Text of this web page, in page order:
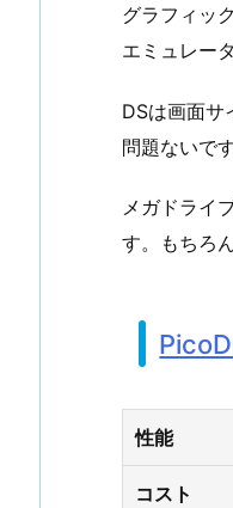
グラフィッ
エミュレー
DSは画面サ
問題ないです
メガドライ
す。もちろ
性能
コスト